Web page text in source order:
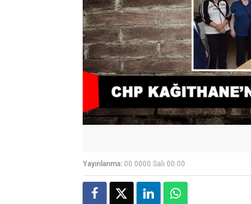
Yayınlanma: 00 0000 Salı 00:00